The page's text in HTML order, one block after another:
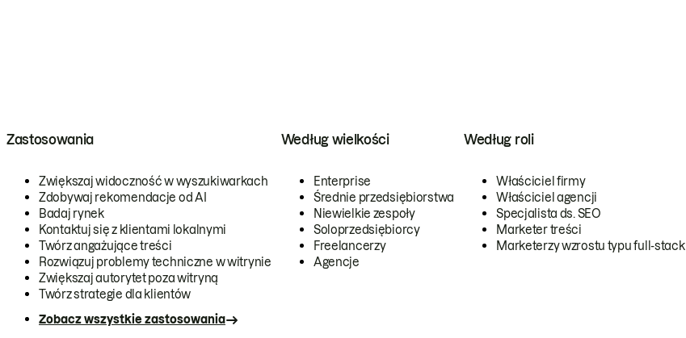
Zastosowania
Zwiększaj widoczność w wyszukiwarkach
Zdobywaj rekomendacje od AI
Badaj rynek
Kontaktuj się z klientami lokalnymi
Twórz angażujące treści
Rozwiązuj problemy techniczne w witrynie
Zwiększaj autorytet poza witryną
Twórz strategie dla klientów
Zobacz wszystkie zastosowania
Według wielkości
Enterprise
Średnie przedsiębiorstwa
Niewielkie zespoły
Soloprzedsiębiorcy
Freelancerzy
Agencje
Według roli
Właściciel firmy
Właściciel agencji
Specjalista ds. SEO
Marketer treści
Marketerzy wzrostu typu full-stack